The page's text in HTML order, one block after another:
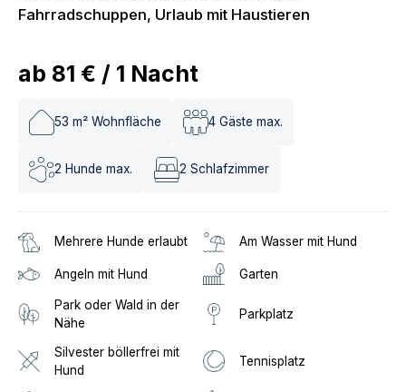
Fahrradschuppen, Urlaub mit Haustieren
ab 81 € / 1 Nacht
53 m² Wohnfläche 4 Gäste max.
2 Hunde max. 2 Schlafzimmer
Mehrere Hunde erlaubt Am Wasser mit Hund
Angeln mit Hund Garten
Park oder Wald in der
Nähe
Parkplatz
Silvester böllerfrei mit
Hund
Tennisplatz